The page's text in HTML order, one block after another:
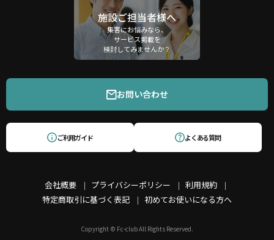
施設ご担当者様へ
集客にお悩みなら、
サービス掲載を
検討してみませんか？
会社概要 プライバシーポリシー
利用規約
特定商取引に基づく表記
初めてお使いになる方へ
お問い合わせ
ご利用ガイド よくある質問
Copyright © Fc-club All Rights Reserved.